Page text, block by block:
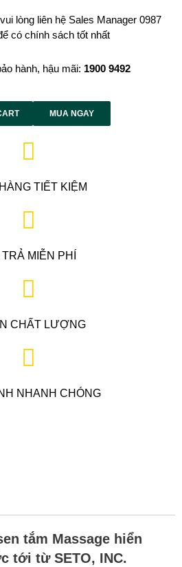
lòng liên hệ Sales Manager 0987
có chính sách tốt nhất
hành, hậu mãi: 1900 9492
MUA NGAY
TIẾT KIỆM
MIỄN PHÍ
CHẤT LƯỢNG
NHANH CHÓNG
tắm Massage hiển
tới từ SETO, INC.